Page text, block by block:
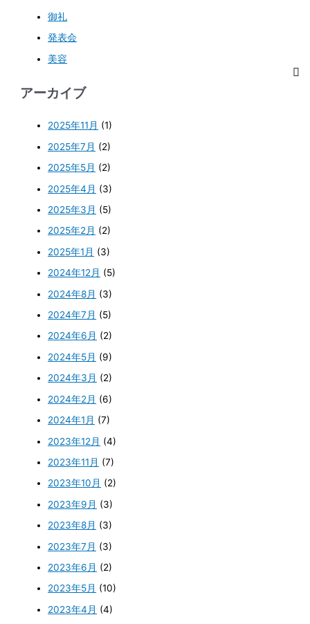
御礼
発表会
美容
アーカイブ
2025年11月 (1)
2025年7月 (2)
2025年5月 (2)
2025年4月 (3)
2025年3月 (5)
2025年2月 (2)
2025年1月 (3)
2024年12月 (5)
2024年8月 (3)
2024年7月 (5)
2024年6月 (2)
2024年5月 (9)
2024年3月 (2)
2024年2月 (6)
2024年1月 (7)
2023年12月 (4)
2023年11月 (7)
2023年10月 (2)
2023年9月 (3)
2023年8月 (3)
2023年7月 (3)
2023年6月 (2)
2023年5月 (10)
2023年4月 (4)